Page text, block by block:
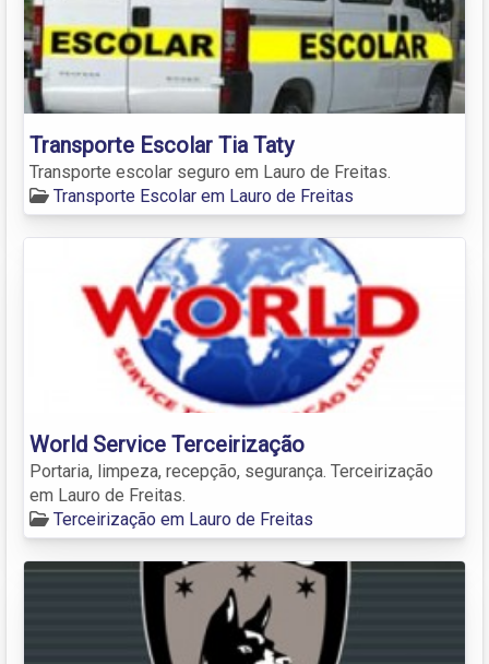
Transporte Escolar Tia Taty
Transporte escolar seguro em Lauro de Freitas.
Transporte Escolar em Lauro de Freitas
World Service Terceirização
Portaria, limpeza, recepção, segurança. Terceirização
em Lauro de Freitas.
Terceirização em Lauro de Freitas